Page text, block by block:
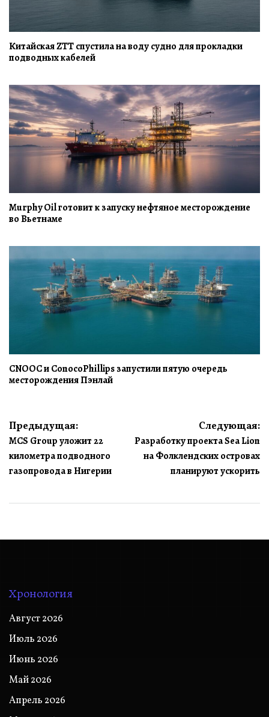
Китайская ZTT спустила на воду судно для прокладки
подводных кабелей
Murphy Oil готовит к запуску нефтяное месторождение
во Вьетнаме
CNOOC и ConocoPhillips запустили пятую очередь
месторождения Пэнлай
Навигация
по
записям
Предыдущая:
MCS Group уложит 22
километра подводного
газопровода в Нигерии
Следующая:
Разработку проекта Sea Lion
на Фолклендских островах
планируют ускорить
Хронология
Август 2026
Июль 2026
Июнь 2026
Май 2026
Апрель 2026